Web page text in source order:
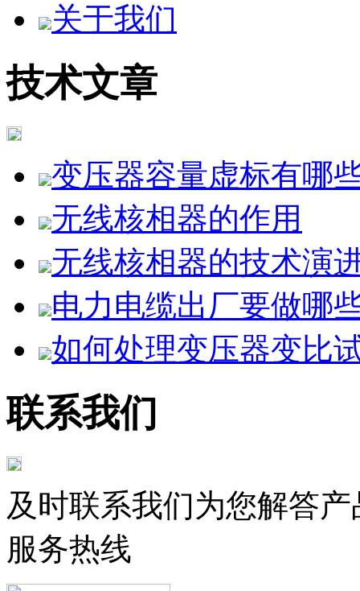
关于我们
技术文章
变压器容量虚标有哪
无线核相器的作用
无线核相器的技术演
电力电缆出厂要做哪
如何处理变压器变比
联系我们
及时联系我们为您解答
服务热线